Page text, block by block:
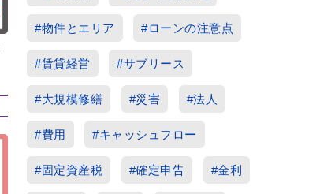
#物件とエリア #ローンの注意点
#賃貸経営 #サブリース
#大規模修繕 #災害 #法人
#費用 #キャッシュフロー
#固定資産税 #確定申告 #金利